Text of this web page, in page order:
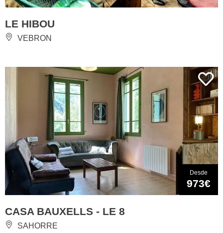
LE HIBOU
VEBRON
Desde
973€
CASA BAUXELLS - LE 8
SAHORRE